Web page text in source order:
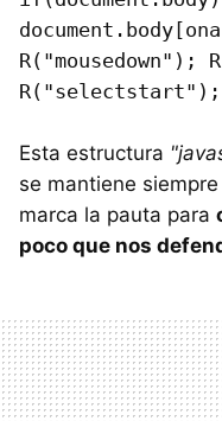
R("mousedown");
Esta estructura
se mantiene
marca la pauta para
poco que nos